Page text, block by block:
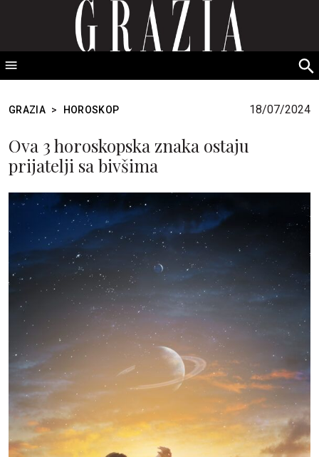
GRAZIA Srbija
GRAZIA > HOROSKOP 18/07/2024
Ova 3 horoskopska znaka ostaju
prijatelji sa bivšima